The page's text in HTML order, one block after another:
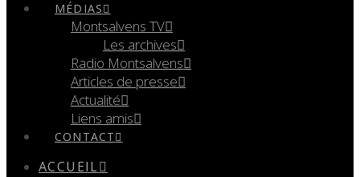
MÉDIAS
Montsalvens TV
Les archives
Radio Montsalvens
Articles de presse
Actualité
Liens amis
CONTACT
ACCUEIL